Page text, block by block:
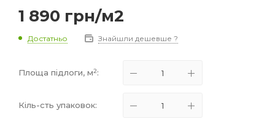
1 890 грн/м2
Достатньо Знайшли дешевше ?
Площа підлоги, м2:
Кіль-сть упаковок: